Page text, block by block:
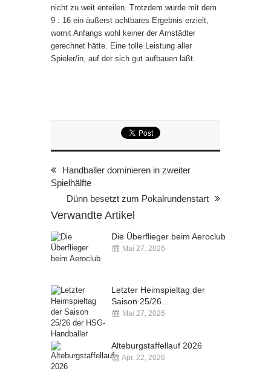
nicht zu weit enteilen. Trotzdem wurde mit dem
9 : 16 ein äußerst achtbares Ergebnis erzielt,
womit Anfangs wohl keiner der Arnstädter
gerechnet hätte. Eine tolle Leistung aller
Spieler/in, auf der sich gut aufbauen läßt.
Handballer dominieren in zweiter
Spielhälfte
Dünn besetzt zum Pokalrundenstart
Verwandte Artikel
Die Überflieger beim Aeroclub
Mai 27, 2026
Letzter Heimspieltag der
Saison 25/26...
Mai 27, 2026
Alteburgstaffellauf 2026
Apr. 22, 2026